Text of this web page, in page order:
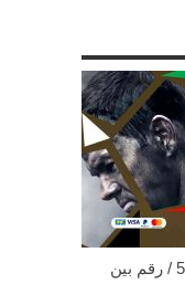
بي ان سبورت المنقف / 52520080 / رقم بين